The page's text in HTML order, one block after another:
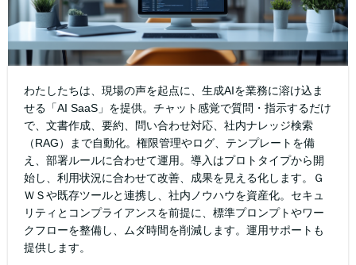
わたしたちは、現場の声を起点に、生成AIを業務に溶け込ま
せる「AI SaaS」を提供。チャット感覚で質問・指示するだけ
で、文書作成、要約、問い合わせ対応、社内ナレッジ検索
（RAG）まで自動化。権限管理やログ、テンプレートを備
え、部署ルールに合わせて運用。導入はプロトタイプから開
始し、利用状況に合わせて改善、成果を見える化します。Ｇ
ＷＳや既存ツールと連携し、社内ノウハウを資産化。セキュ
リティとコンプライアンスを前提に、標準プロンプトやワー
クフローを整備し、ムダ時間を削減します。運用サポートも
提供します。